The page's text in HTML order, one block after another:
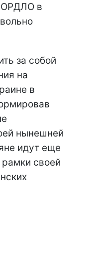
ОРДЛО в
за собой
на
в
нынешней
идут еще
своей